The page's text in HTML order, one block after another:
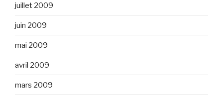
juillet 2009
juin 2009
mai 2009
avril 2009
mars 2009